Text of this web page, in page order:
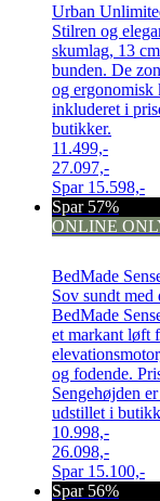
Urban
Stilren og
skumlag, 13
bunden. De
og ergonomisk
inkluderet i
butikker.
11.499,-
27.097,-
Spar 15.598,-
Spar 57%
ONLINE
BedMade
Sov sundt med
BedMade
et markant løft
og fodende.
Sengehøjden
udstillet i
10.998,-
26.098,-
Spar 15.100,-
Spar 56%